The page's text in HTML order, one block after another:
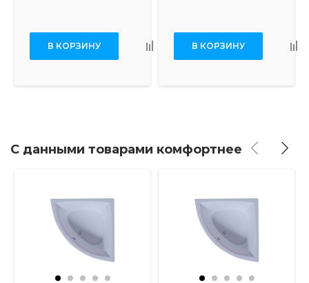
В КОРЗИНУ В КОРЗИНУ
С данными товарами комфортнее